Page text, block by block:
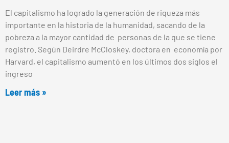
El capitalismo ha logrado la generación de riqueza más
importante en la historia de la humanidad, sacando de la
pobreza a la mayor cantidad de personas de la que se tiene
registro. Según Deirdre McCloskey, doctora en economía por
Harvard, el capitalismo aumentó en los últimos dos siglos el
ingreso
Leer más »